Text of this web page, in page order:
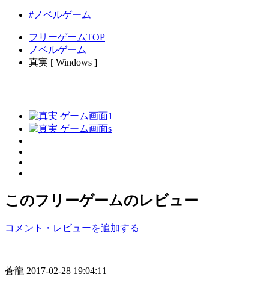
#ノベルゲーム
フリーゲームTOP
ノベルゲーム
真実 [ Windows ]
このフリーゲームのレビュー
コメント・レビューを追加する
蒼龍 2017-02-28 19:04:11